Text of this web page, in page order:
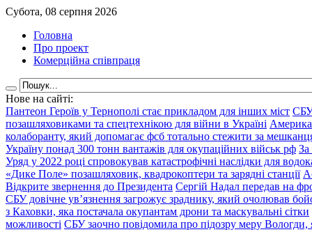
Субота, 08 серпня 2026
Головна
Про проект
Комерційна співпраця
Нове на сайті:
Пантеон Героїв у Тернополі стає прикладом для інших міст СБУ
позашляховиками та спецтехнікою для війни в Україні
колаборанту, який допомагає фсб тотально стежити за
Україну понад 300 тонн вантажів для окупаційних військ рф За
Уряд у 2022 році спровокував катастрофічні наслідки для
«Дике Поле» позашляховик, квадрокоптери та зарядні станції
Відкрите звернення до Президента Сергій Надал передав на
СБУ довічне ув’язнення загрожує зраднику, який очолював
з Каховки, яка постачала окупантам дрони та маскувальні сітки
можливості СБУ заочно повідомила про підозру меру Вологди,